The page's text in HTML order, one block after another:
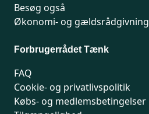
Besøg også
Økonomi- og gældsrådgivning
Forbrugerrådet Tænk
FAQ
Cookie- og privatlivspolitik
Købs- og medlemsbetingelser